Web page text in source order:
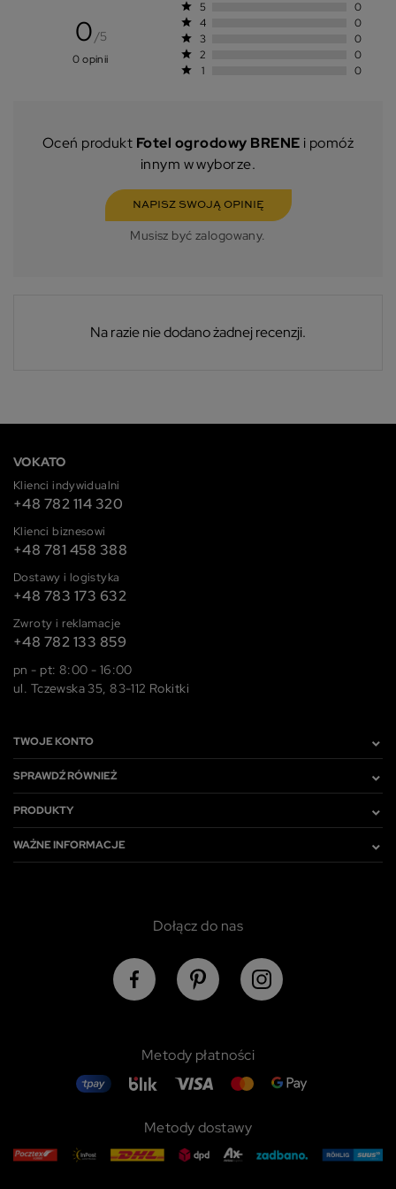
0 /5
0 opinii
star 5 0
star 4 0
star 3 0
star 2 0
star 1 0
Oceń produkt Fotel ogrodowy BRENE i pomóż
innym w wyborze.
NAPISZ SWOJĄ OPINIĘ
Musisz być zalogowany.
Na razie nie dodano żadnej recenzji.
VOKATO
Klienci indywidualni
+48 782 114 320
Klienci biznesowi
+48 781 458 388
Dostawy i logistyka
+48 783 173 632
Zwroty i reklamacje
+48 782 133 859
pn - pt: 8:00 - 16:00
ul. Tczewska 35, 83-112 Rokitki
TWOJE KONTO
SPRAWDŹ RÓWNIEŻ
PRODUKTY
WAŻNE INFORMACJE
Dołącz do nas
Metody płatności
Metody dostawy